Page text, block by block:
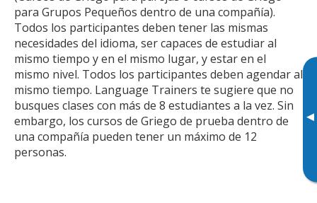
▸
para Grupos Pequeños dentro de una compañía).
Todos los participantes deben tener las mismas
necesidades del idioma, ser capaces de estudiar al
mismo tiempo y en el mismo lugar, y estar en el
mismo nivel. Todos los participantes deben agendar al
mismo tiempo. Language Trainers te sugiere que no
busques clases con más de 8 estudiantes a la vez. Sin
embargo, los cursos de Griego de prueba dentro de
una compañía pueden tener un máximo de 12
personas.